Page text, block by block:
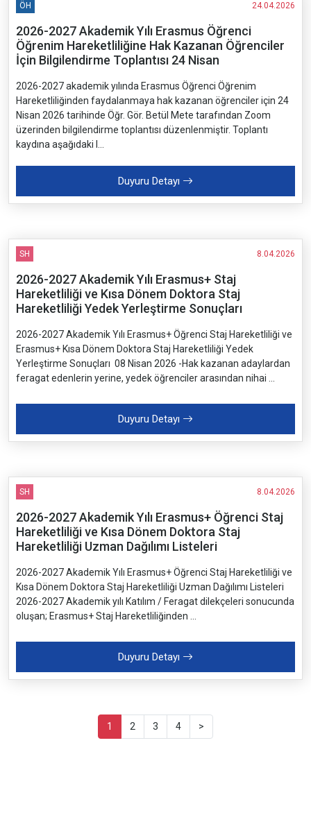
ÖH 24.04.2026
2026-2027 Akademik Yılı Erasmus Öğrenci
Öğrenim Hareketliliğine Hak Kazanan Öğrenciler
İçin Bilgilendirme Toplantısı 24 Nisan
2026-2027 akademik yılında Erasmus Öğrenci Öğrenim
Hareketliliğinden faydalanmaya hak kazanan öğrenciler için 24
Nisan 2026 tarihinde Öğr. Gör. Betül Mete tarafından Zoom
üzerinden bilgilendirme toplantısı düzenlenmiştir. Toplantı
kaydına aşağıdaki l...
Duyuru Detayı
SH 8.04.2026
2026-2027 Akademik Yılı Erasmus+ Staj
Hareketliliği ve Kısa Dönem Doktora Staj
Hareketliliği Yedek Yerleştirme Sonuçları
2026-2027 Akademik Yılı Erasmus+ Öğrenci Staj Hareketliliği ve
Erasmus+ Kısa Dönem Doktora Staj Hareketliliği Yedek
Yerleştirme Sonuçları 08 Nisan 2026 -Hak kazanan adaylardan
feragat edenlerin yerine, yedek öğrenciler arasından nihai ...
Duyuru Detayı
SH 8.04.2026
2026-2027 Akademik Yılı Erasmus+ Öğrenci Staj
Hareketliliği ve Kısa Dönem Doktora Staj
Hareketliliği Uzman Dağılımı Listeleri
2026-2027 Akademik Yılı Erasmus+ Öğrenci Staj Hareketliliği ve
Kısa Dönem Doktora Staj Hareketliliği Uzman Dağılımı Listeleri
2026-2027 Akademik yılı Katılım / Feragat dilekçeleri sonucunda
oluşan; Erasmus+ Staj Hareketliliğinden ...
Duyuru Detayı
1 2 3 4 >